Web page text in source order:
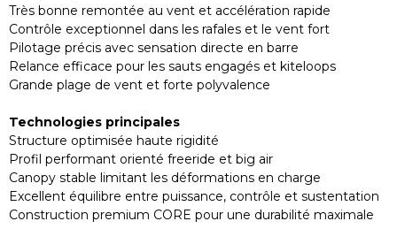
Très bonne remontée au vent et accélération rapide
Contrôle exceptionnel dans les rafales et le vent fort
Pilotage précis avec sensation directe en barre
Relance efficace pour les sauts engagés et kiteloops
Grande plage de vent et forte polyvalence
Technologies principales
Structure optimisée haute rigidité
Profil performant orienté freeride et big air
Canopy stable limitant les déformations en charge
Excellent équilibre entre puissance, contrôle et sustentation
Construction premium CORE pour une durabilité maximale